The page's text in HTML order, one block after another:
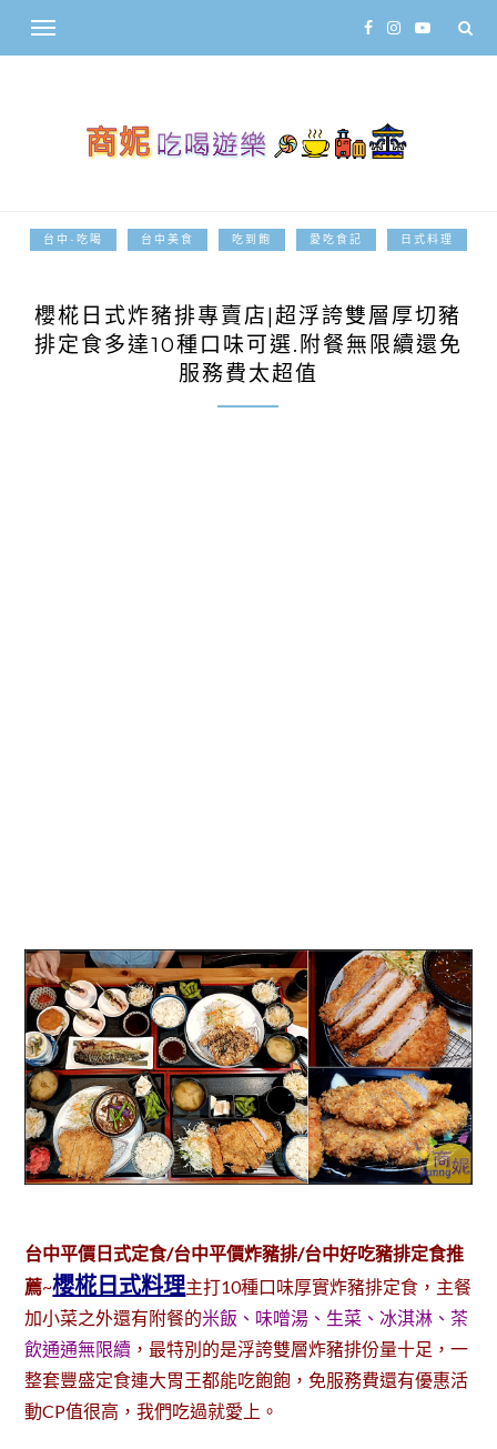
台中-吃喝 台中美食 吃到飽 愛吃食記 日式料理
櫻椛日式炸豬排專賣店|超浮誇雙層厚切豬
排定食多達10種口味可選.附餐無限續還免
服務費太超值
台中平價日式定食/台中平價炸豬排/台中好吃豬排定食推
薦~櫻椛日式料理主打10種口味厚實炸豬排定食，主餐
加小菜之外還有附餐的米飯、味噌湯、生菜、冰淇淋、茶
飲通通無限續 ，最特別的是浮誇雙層炸豬排份量十足，一
整套豐盛定食連大胃王都能吃飽飽，免服務費還有優惠活
動CP值很高，我們吃過就愛上。